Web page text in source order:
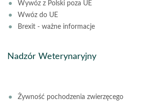
Wywóz z Polski poza UE
Wwóz do UE
Brexit - ważne informacje
Nadzór Weterynaryjny
Żywność pochodzenia zwierzęcego